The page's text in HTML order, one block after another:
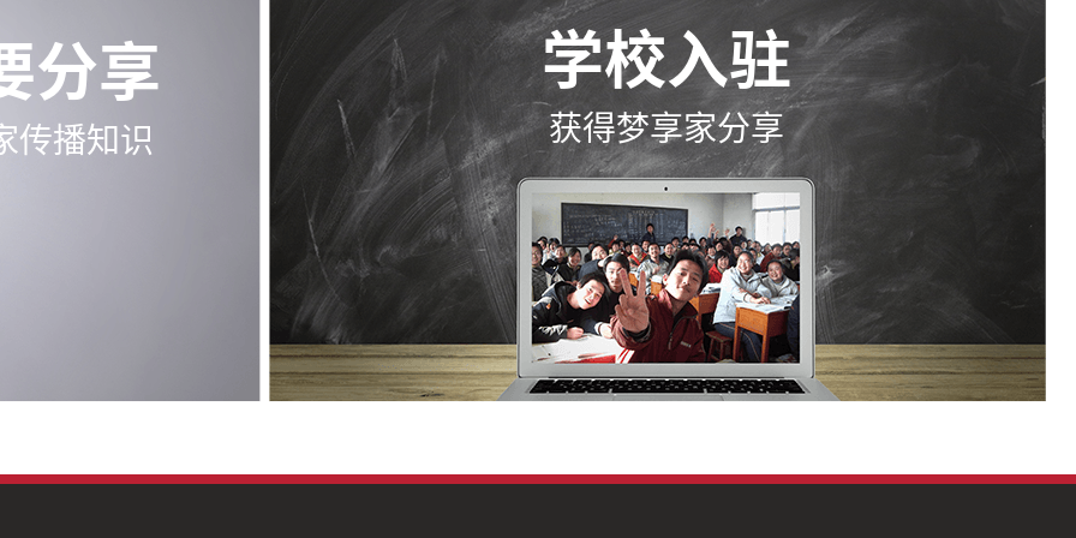
分享
传播知识
学校入驻
获得梦享家分享